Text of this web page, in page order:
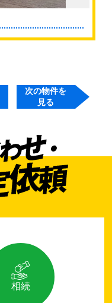
次の物件を
見る
相続